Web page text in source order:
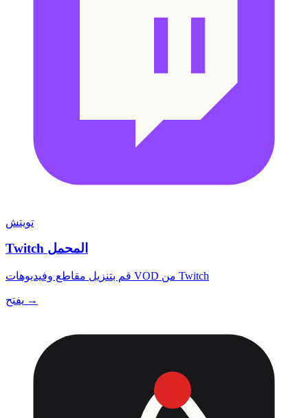
تويتش
Twitch المحمل
قم بتنزيل مقاطع وفيديوهات VOD من Twitch
يفتح →